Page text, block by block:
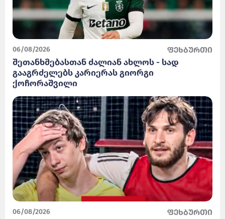
06/08/2026 ფეხბურთი
შეთანხმებასთან ძალიან ახლოს - სად
გააგრძელებს კარიერას გიორგი
ქოჩორაშვილი
06/08/2026 ფეხბურთი